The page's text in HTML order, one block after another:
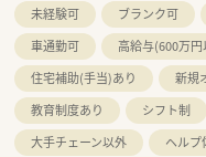
未経験可
ブランク可
車通勤可
高給与(600万円
住宅補助(手当)あり
新規
教育制度あり
シフト制
大手チェーン以外
ヘルプ